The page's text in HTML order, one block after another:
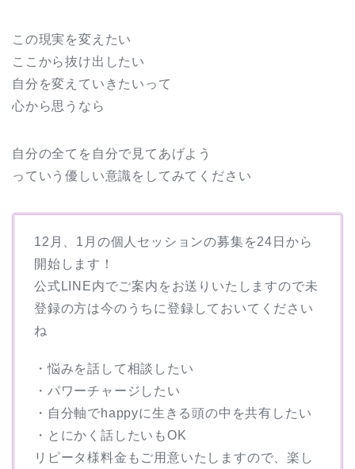
この現実を変えたい
ここから抜け出したい
自分を変えていきたいって
心から思うなら
自分の全てを自分で見てあげよう
っていう優しい意識をしてみてください
12月、1月の個人セッションの募集を24日から
開始します！
公式LINE内でご案内をお送りいたしますので未
登録の方は今のうちに登録しておいてください
ね
・悩みを話して相談したい
・パワーチャージしたい
・自分軸でhappyに生きる頭の中を共有したい
・とにかく話したいもOK
リピータ様料金もご用意いたしますので、楽し